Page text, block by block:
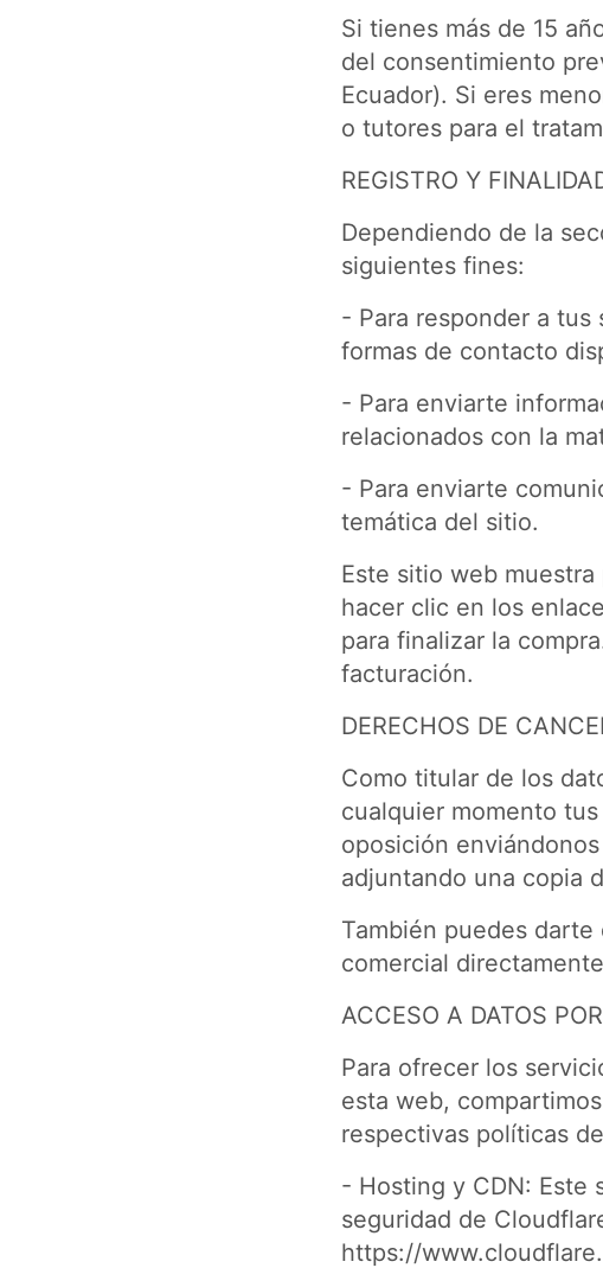
Si tienes más de 15
del consentimiento
Ecuador). Si eres
o tutores para el
REGISTRO Y
Dependiendo de la
siguientes fines:
- Para responder a
formas de contacto
- Para enviarte
relacionados con la
- Para enviarte
temática del sitio.
Este sitio web
hacer clic en los
para finalizar la
facturación.
DERECHOS DE
Como titular de los
cualquier momento
oposición
adjuntando una copia
También puedes
comercial
ACCESO A DATOS
Para ofrecer los
esta web,
respectivas políticas
- Hosting y CDN: Este
seguridad de
https://